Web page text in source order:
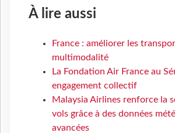
À lire aussi
France : améliorer les
multimodalité
La Fondation Air France au
engagement collectif
Malaysia Airlines renforce la
vols grâce à des données
avancées